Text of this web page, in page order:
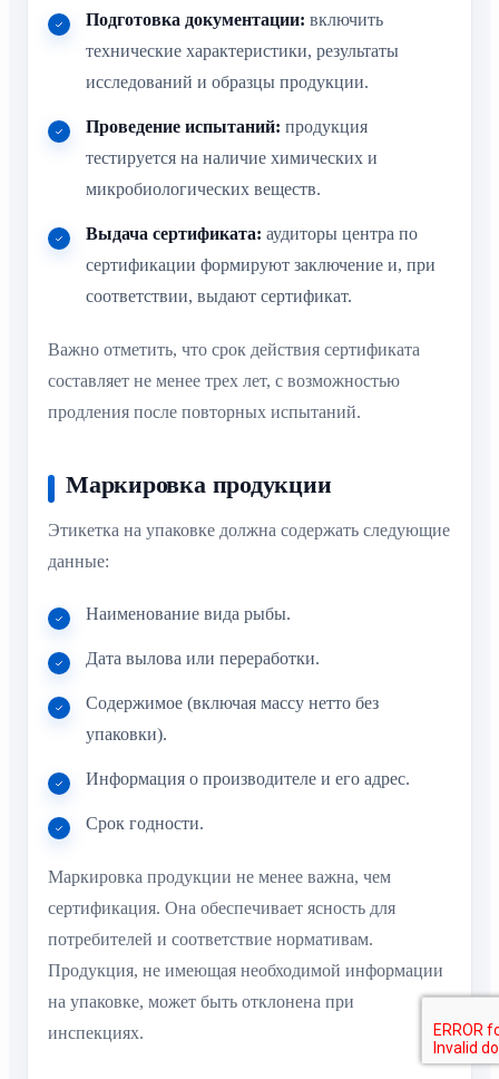
Подготовка документации: включить
технические характеристики, результаты
исследований и образцы продукции.
Проведение испытаний: продукция
тестируется на наличие химических и
микробиологических веществ.
Выдача сертификата: аудиторы центра по
сертификации формируют заключение и, при
соответствии, выдают сертификат.
Важно отметить, что срок действия сертификата
составляет не менее трех лет, с возможностью
продления после повторных испытаний.
Маркировка продукции
Этикетка на упаковке должна содержать следующие
данные:
Наименование вида рыбы.
Дата вылова или переработки.
Содержимое (включая массу нетто без
упаковки).
Информация о производителе и его адрес.
Срок годности.
Маркировка продукции не менее важна, чем
сертификация. Она обеспечивает ясность для
потребителей и соответствие нормативам.
Продукция, не имеющая необходимой информации
на упаковке, может быть отклонена при
инспекциях.